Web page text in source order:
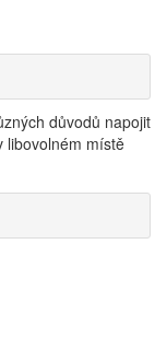
důvodů napojit
libovolném místě